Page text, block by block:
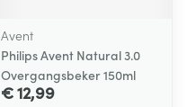
Avent
Philips Avent Natural 3.0
Overgangsbeker 150ml
€ 12,99